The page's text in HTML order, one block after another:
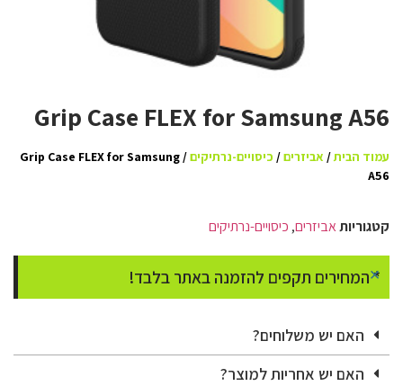
Grip Case FLEX for Samsung A56
עמוד הבית/ אביזרים/ כיסויים-נרתיקים
/ Grip Case FLEX for Samsung
A56
קטגוריותאביזרים, כיסויים-נרתיקים
* המחירים תקפים להזמנה באתר בלבד!
×
האם יש משלוחים?
האם יש אחריות למוצר?